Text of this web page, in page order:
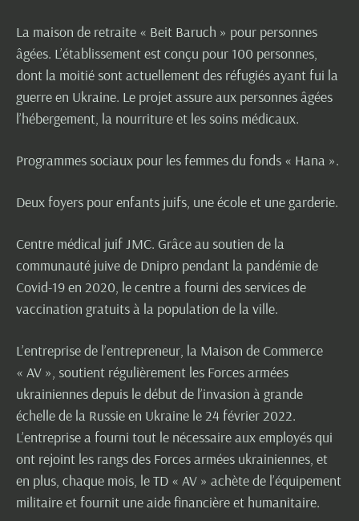
La maison de retraite « Beit Baruch » pour personnes
âgées. L’établissement est conçu pour 100 personnes,
dont la moitié sont actuellement des réfugiés ayant fui la
guerre en Ukraine. Le projet assure aux personnes âgées
l’hébergement, la nourriture et les soins médicaux.
Programmes sociaux pour les femmes du fonds « Hana ».
Deux foyers pour enfants juifs, une école et une garderie.
Centre médical juif JMC. Grâce au soutien de la
communauté juive de Dnipro pendant la pandémie de
Covid-19 en 2020, le centre a fourni des services de
vaccination gratuits à la population de la ville.
L’entreprise de l’entrepreneur, la Maison de Commerce
« AV », soutient régulièrement les Forces armées
ukrainiennes depuis le début de l’invasion à grande
échelle de la Russie en Ukraine le 24 février 2022.
L’entreprise a fourni tout le nécessaire aux employés qui
ont rejoint les rangs des Forces armées ukrainiennes, et
en plus, chaque mois, le TD « AV » achète de l’équipement
militaire et fournit une aide financière et humanitaire.